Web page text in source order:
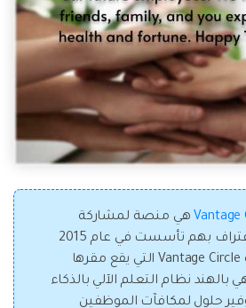
Vantage هي منصة لمشاركة
الموظفين والاعتراف بهم تأسست في عام 2015
تستخدم شركة Vantage Circle التي يقع مقرها
بالهند نظام التعلم الآلي بالذكاء
حلول لمكافآت الموظفين